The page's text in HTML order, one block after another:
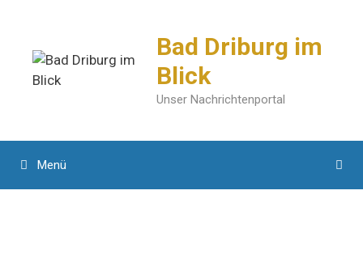
springen
Bad Driburg im
Blick
Unser Nachrichtenportal
Menü